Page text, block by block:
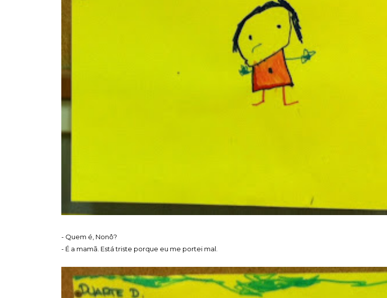
- Quem é, Nonô?
- É a mamã. Está triste porque eu me portei mal.